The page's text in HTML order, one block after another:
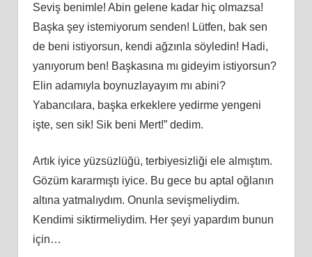
Seviş benimle! Abin gelene kadar hiç olmazsa!
Başka şey istemiyorum senden! Lütfen, bak sen
de beni istiyorsun, kendi ağzınla söyledin! Hadi,
yanıyorum ben! Başkasına mı gideyim istiyorsun?
Elin adamıyla boynuzlayayım mı abini?
Yabancılara, başka erkeklere yedirme yengeni
işte, sen sik! Sik beni Mert!” dedim.
Artık iyice yüzsüzlüğü, terbiyesizliği ele almıştım.
Gözüm kararmıştı iyice. Bu gece bu aptal oğlanın
altına yatmalıydım. Onunla sevişmeliydim.
Kendimi siktirmeliydim. Her şeyi yapardım bunun
için…